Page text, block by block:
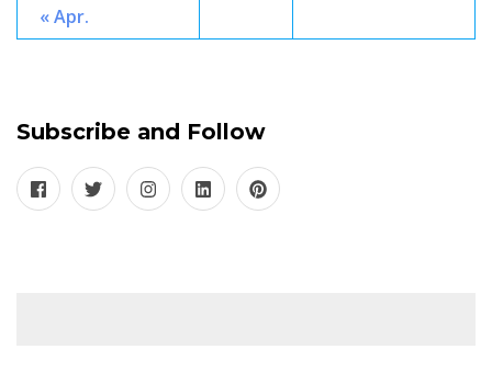
« Apr.
Subscribe and Follow